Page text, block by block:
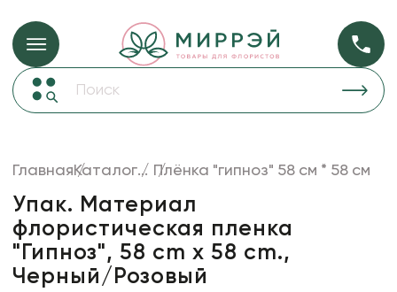
Упаковка для цветов и подарков Упаковка для
прозрачная
Лента
Товары для флористов
ГлавнаяКаталог... Плёнка "гипноз" 58 см * 58 см
Упак. Материал
флористическая пленка
"Гипноз", 58 cm х 58 cm.,
Черный/Розовый